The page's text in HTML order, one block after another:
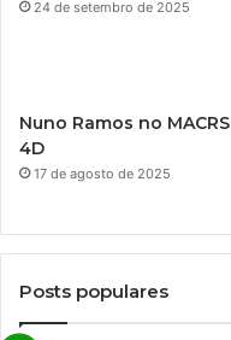
24 de setembro de 2025
Nuno Ramos no MACRS
4D
17 de agosto de 2025
Posts populares